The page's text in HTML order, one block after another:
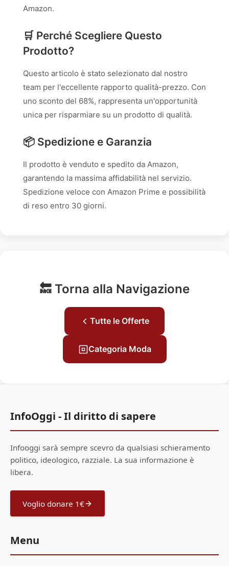
Amazon.
🛒 Perché Scegliere Questo
Prodotto?
Questo articolo è stato selezionato dal nostro
team per l'eccellente rapporto qualità-prezzo. Con
uno sconto del 68%, rappresenta un'opportunità
unica per risparmiare su un prodotto di qualità.
📦 Spedizione e Garanzia
Il prodotto è venduto e spedito da Amazon,
garantendo la massima affidabilità nel servizio.
Spedizione veloce con Amazon Prime e possibilità
di reso entro 30 giorni.
🔙 Torna alla Navigazione
Tutte le Offerte
Categoria Moda
InfoOggi - Il diritto di sapere
Infooggi sarà sempre scevro da qualsiasi schieramento
politico, ideologico, razziale. La sua informazione è
libera.
Voglio donare 1€
Menu